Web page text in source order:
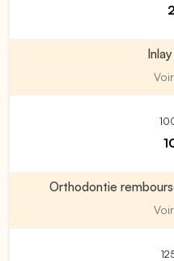
Orthodontie